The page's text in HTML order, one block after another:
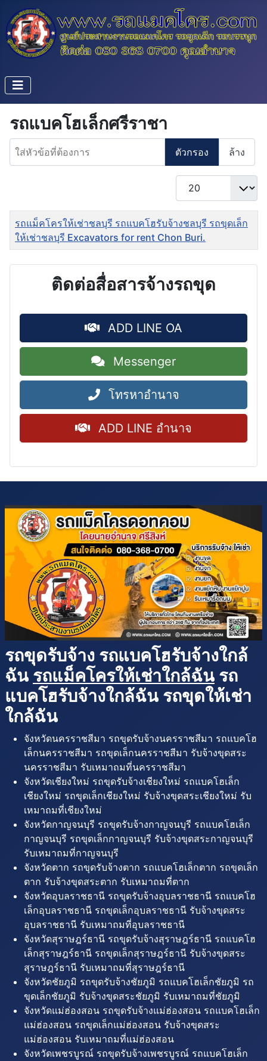
รถแบคโฮเล็กศรีราชา
ใส่หัวข้อที่ต้องการ
ตัวกรอง ล้าง
แสดง #
ชื่อ
รถแม็คโครให้เช่าชลบุรี รถแบคโฮรับจ้างชลบุรี รถขุดเล็ก
ให้เช่าชลบุรี Excavators for rent Chon Buri.
ติดต่อสื่อสารจ้างรถขุด
ADD LINE OA
Messenger
โทรหาอำนาจ
ADD LINE อำนาจ
รถขุดรับจ้าง รถแบคโฮรับจ้างใกล้
ฉัน รถแม็คโครให้เช่าใกล้ฉัน รถ
แบคโฮรับจ้างใกล้ฉัน รถขุดให้เช่า
ใกล้ฉัน
จังหวัดนครราชสีมา รถขุดรับจ้างนครราชสีมา รถแบคโฮ
เล็กนครราชสีมา รถขุดเล็กนครราชสีมา รับจ้างขุดสระ
นครราชสีมา รับเหมาถมที่นครราชสีมา
จังหวัดเชียงใหม่ รถขุดรับจ้างเชียงใหม่ รถแบคโฮเล็ก
เชียงใหม่ รถขุดเล็กเชียงใหม่ รับจ้างขุดสระเชียงใหม่ รับ
เหมาถมที่เชียงใหม่
จังหวัดกาญจนบุรี รถขุดรับจ้างกาญจนบุรี รถแบคโฮเล็ก
กาญจนบุรี รถขุดเล็กกาญจนบุรี รับจ้างขุดสระกาญจนบุรี
รับเหมาถมที่กาญจนบุรี
จังหวัดตาก รถขุดรับจ้างตาก รถแบคโฮเล็กตาก รถขุดเล็ก
ตาก รับจ้างขุดสระตาก รับเหมาถมที่ตาก
จังหวัดอุบลราชธานี รถขุดรับจ้างอุบลราชธานี รถแบคโฮ
เล็กอุบลราชธานี รถขุดเล็กอุบลราชธานี รับจ้างขุดสระ
อุบลราชธานี รับเหมาถมที่อุบลราชธานี
จังหวัดสุราษฎร์ธานี รถขุดรับจ้างสุราษฎร์ธานี รถแบคโฮ
เล็กสุราษฎร์ธานี รถขุดเล็กสุราษฎร์ธานี รับจ้างขุดสระ
สุราษฎร์ธานี รับเหมาถมที่สุราษฎร์ธานี
จังหวัดชัยภูมิ รถขุดรับจ้างชัยภูมิ รถแบคโฮเล็กชัยภูมิ รถ
ขุดเล็กชัยภูมิ รับจ้างขุดสระชัยภูมิ รับเหมาถมที่ชัยภูมิ
จังหวัดแม่ฮ่องสอน รถขุดรับจ้างแม่ฮ่องสอน รถแบคโฮเล็ก
แม่ฮ่องสอน รถขุดเล็กแม่ฮ่องสอน รับจ้างขุดสระ
แม่ฮ่องสอน รับเหมาถมที่แม่ฮ่องสอน
จังหวัดเพชรบูรณ์ รถขุดรับจ้างเพชรบูรณ์ รถแบคโฮเล็ก